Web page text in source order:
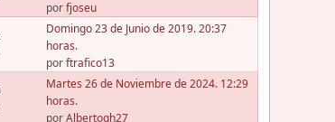
porfjoseu
Domingo 23 de Junio de 2019. 20:37
horas.
porftrafico13
Martes 26 de Noviembre de 2024. 12:29
horas.
porAlbertogh27